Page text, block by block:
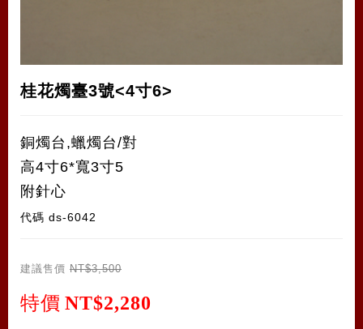
桂花燭臺3號<4寸6>
銅燭台,蠟燭台/對
高4寸6*寬3寸5
附針心
代碼 ds-6042
建議售價 NT$3,500
特價 NT$2,280